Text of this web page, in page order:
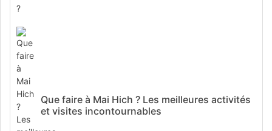
Que faire à Mai Hich ? Les meilleures activités
et visites incontournables